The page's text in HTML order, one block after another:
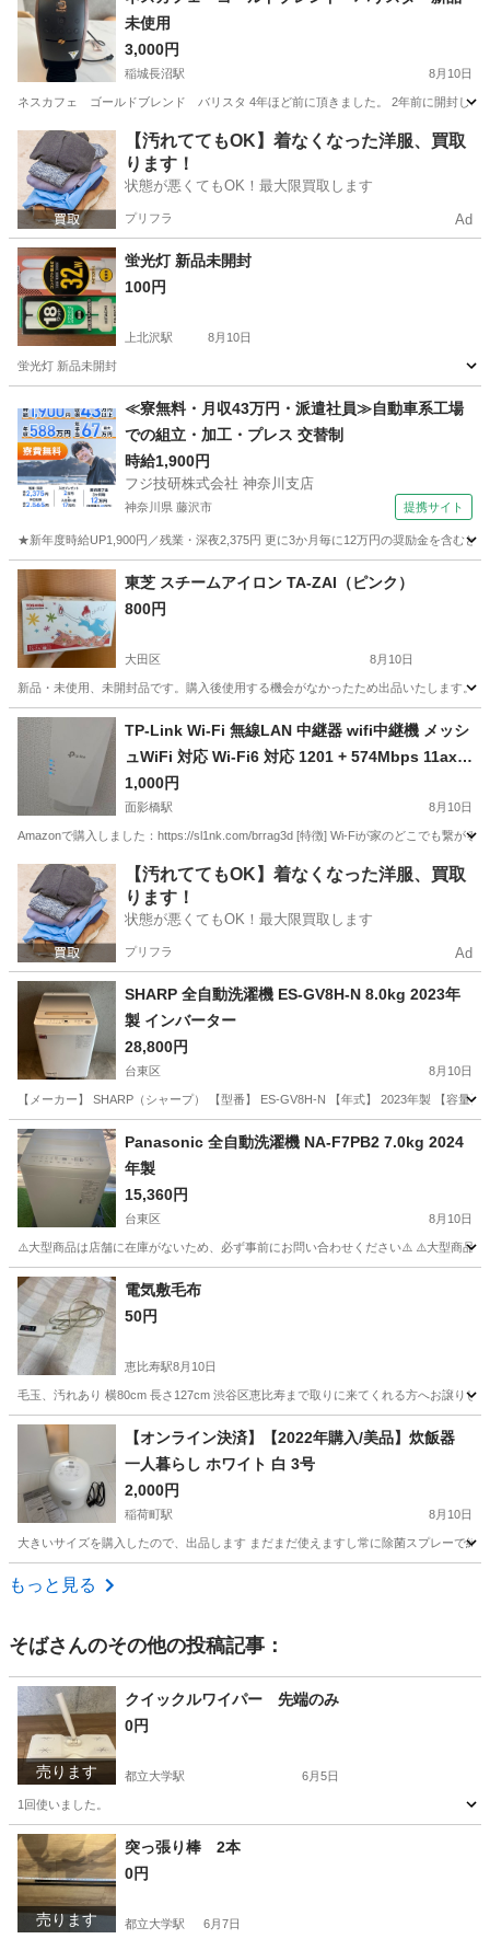
未使用
3,000円
稲城長沼駅 8月10日
ネスカフェ ゴールドブレンド バリスタ 4年ほど前に頂きました。 2年前に開封し、
東京 稲城市 稲城長沼駅 キッチン家電
【汚れててもOK】着なくなった洋服、買取
ります！
状態が悪くてもOK！最大限買取します
プリフラ Ad
蛍光灯 新品未開封
100円
上北沢駅 8月10日
蛍光灯 新品未開封
上北沢駅 その他
≪寮無料・月収43万円・派遣社員≫自動車系工場
での組立・加工・プレス 交替制
時給1,900円
フジ技研株式会社 神奈川支店
神奈川県 藤沢市 提携サイト
★新年度時給UP1,900円／残業・深夜2,375円 更に3か月毎に12万円の奨励金を含む
神奈川 藤沢市 その他
東芝 スチームアイロン TA-ZAI（ピンク）
800円
大田区 8月10日
新品・未使用、未開封品です。購入後使用する機会がなかったため出品いたします。
東京 大田区 スチーム
TP-Link Wi-Fi 無線LAN 中継器 wifi中継機 メッシ
ュWiFi 対応 Wi-Fi6 対応 1201 + 574Mbps 11ax/a
c APモード ギガ有線LANポート RE600X/A
1,000円
面影橋駅 8月10日
Amazonで購入しました：https://sl1nk.com/brrag3d [特徴] Wi-Fiが家のどこでも繋がる
東京 豊島区 面影橋駅 その他
【汚れててもOK】着なくなった洋服、買取
ります！
状態が悪くてもOK！最大限買取します
プリフラ Ad
SHARP 全自動洗濯機 ES-GV8H-N 8.0kg 2023年
製 インバーター
28,800円
台東区 8月10日
【メーカー】 SHARP（シャープ） 【型番】 ES-GV8H-N 【年式】 2023年製 【容量
東京 台東区
Panasonic 全自動洗濯機 NA-F7PB2 7.0kg 2024
年製
15,360円
台東区 8月10日
⚠️大型商品は店舗に在庫がないため、必ず事前にお問い合わせください⚠️ ⚠️大型商品
東京 台東区 生活家電
電気敷毛布
50円
恵比寿駅8月10日
毛玉、汚れあり 横80cm 長さ127cm 渋谷区恵比寿まで取りに来てくれる方へお譲りし
東京 渋谷区 恵比寿駅 生活家電
【オンライン決済】【2022年購入/美品】炊飯器
一人暮らし ホワイト 白 3号
2,000円
稲荷町駅 8月10日
大きいサイズを購入したので、出品します まだまだ使えますし常に除菌スプレーで綺
東京 台東区
もっと見る
そばさんのその他の投稿記事：
売ります
クイックルワイパー 先端のみ
0円
都立大学駅 6月5日
1回使いました。
東京 目黒区 都立大学駅 掃除用具
売ります
突っ張り棒 2本
0円
都立大学駅 6月7日